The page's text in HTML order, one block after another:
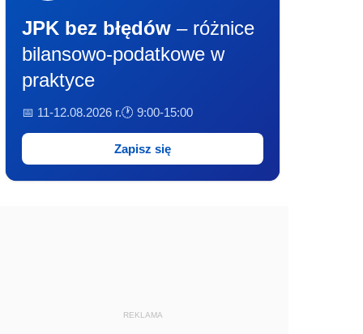
JPK bez błędów – różnice
bilansowo-podatkowe w
praktyce
📅 11-12.08.2026 r.🕐 9:00-15:00
Zapisz się
REKLAMA